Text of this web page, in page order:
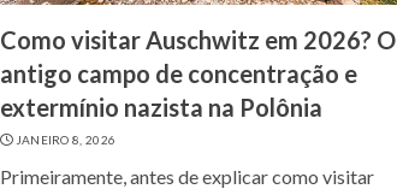
Como visitar Auschwitz em 2026? O
antigo campo de concentração e
extermínio nazista na Polônia
JANEIRO 8, 2026
Primeiramente, antes de explicar como visitar